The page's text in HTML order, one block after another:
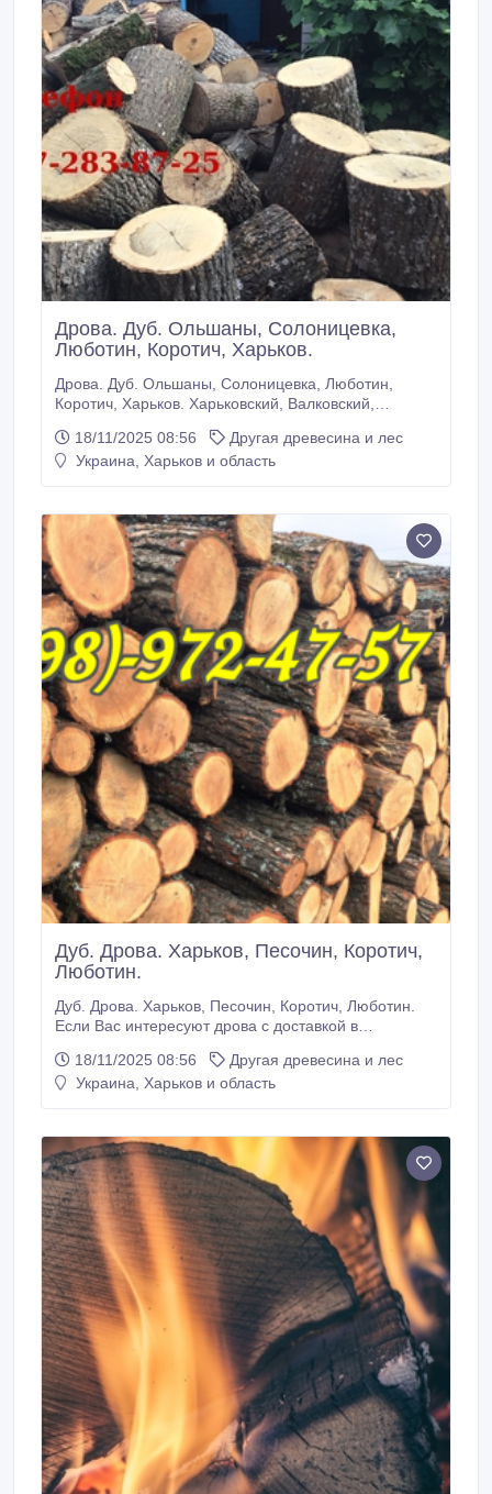
Дрова. Дуб. Ольшаны, Солоницевка,
Люботин, Коротич, Харьков.
Дрова. Дуб. Ольшаны, Солоницевка, Люботин,
Коротич, Харьков. Харьковский, Валковский,
Работаем: Ольшаны, Пересечное, Солоницевка,
Подворки, Люботин, Коротич, Песочин, Мерчик,
выгрузкой.
18/11/2025 08:56
Другая древесина и лес
Украина, Харьков и область
Дуб. Дрова. Харьков, Песочин, Коротич,
Люботин.
Дуб. Дрова. Харьков, Песочин, Коротич, Люботин.
Если Вас интересуют дрова с доставкой в
Харьков и Харьковский район. А также, часть
Валковского, Богодуховского и Чугуевского
Высокий, Южный, Буды, Покотиловка и другие.
18/11/2025 08:56
Другая древесина и лес
Украина, Харьков и область